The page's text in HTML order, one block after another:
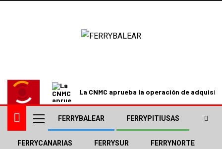
La CNMC aprueba la operación de
FERRYBALEAR FERRYPITIUSAS
FERRYCANARIAS FERRYSUR FERRYNORTE